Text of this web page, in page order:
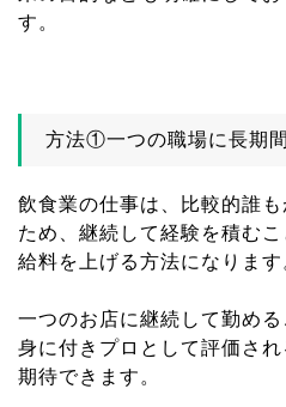
す。
方法①一つの職場に長期
飲食業の仕事は、比較的誰
ため、継続して経験を積むこ
給料を上げる方法になります
一つのお店に継続して勤め
身に付きプロとして評価さ
期待できます。